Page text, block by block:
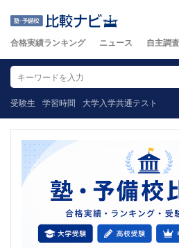
合格実績ランキング ニュース 自主調査
受験生 学習時間 大学入学共通テスト